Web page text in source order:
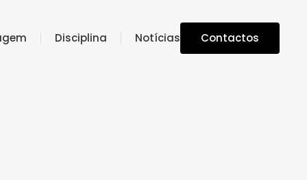
Disciplina Notícias Contactos